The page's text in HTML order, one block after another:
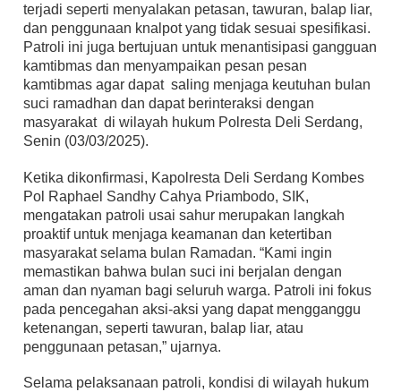
terjadi seperti menyalakan petasan, tawuran, balap liar,
dan penggunaan knalpot yang tidak sesuai spesifikasi.
Patroli ini juga bertujuan untuk menantisipasi gangguan
kamtibmas dan menyampaikan pesan pesan
kamtibmas agar dapat saling menjaga keutuhan bulan
suci ramadhan dan dapat berinteraksi dengan
masyarakat di wilayah hukum Polresta Deli Serdang,
Senin (03/03/2025).
Ketika dikonfirmasi, Kapolresta Deli Serdang Kombes
Pol Raphael Sandhy Cahya Priambodo, SIK,
mengatakan patroli usai sahur merupakan langkah
proaktif untuk menjaga keamanan dan ketertiban
masyarakat selama bulan Ramadan. “Kami ingin
memastikan bahwa bulan suci ini berjalan dengan
aman dan nyaman bagi seluruh warga. Patroli ini fokus
pada pencegahan aksi-aksi yang dapat mengganggu
ketenangan, seperti tawuran, balap liar, atau
penggunaan petasan,” ujarnya.
Selama pelaksanaan patroli, kondisi di wilayah hukum